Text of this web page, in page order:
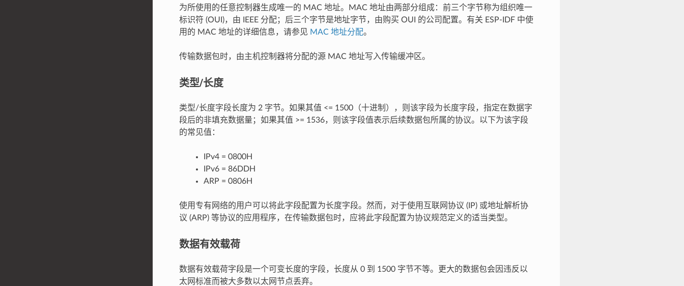
为所使用的任意控制器生成唯一的 MAC 地址。MAC 地址由两部分组成：前三个字节称为组织唯一
标识符 (OUI)，由 IEEE 分配；后三个字节是地址字节，由购买 OUI 的公司配置。有关 ESP-IDF 中使
用的 MAC 地址的详细信息，请参见 MAC 地址分配。
传输数据包时，由主机控制器将分配的源 MAC 地址写入传输缓冲区。
类型/长度
类型/长度字段长度为 2 字节。如果其值 <= 1500（十进制），则该字段为长度字段，指定在数据字
段后的非填充数据量；如果其值 >= 1536，则该字段值表示后续数据包所属的协议。以下为该字段
的常见值：
IPv4 = 0800H
IPv6 = 86DDH
ARP = 0806H
使用专有网络的用户可以将此字段配置为长度字段。然而，对于使用互联网协议 (IP) 或地址解析协
议 (ARP) 等协议的应用程序，在传输数据包时，应将此字段配置为协议规范定义的适当类型。
数据有效载荷
数据有效载荷字段是一个可变长度的字段，长度从 0 到 1500 字节不等。更大的数据包会因违反以
太网标准而被大多数以太网节点丢弃。